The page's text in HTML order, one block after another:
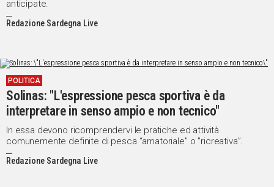
EVENTI
STORIE
Vai
UNISCITI
AL CANALE
anticipate.
Redazione Sardegna Live
POLITICA
Solinas: "L'espressione pesca sportiva è da
interpretare in senso ampio e non tecnico"
In essa devono ricomprendervi le pratiche ed attività
comunemente definite di pesca “amatoriale" o "ricreativa”.
Redazione Sardegna Live